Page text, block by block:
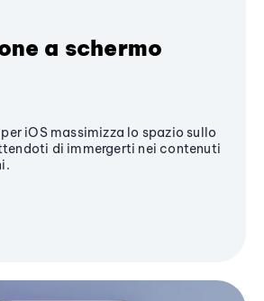
a schermo
iOS massimizza lo spazio sullo
di immergerti nei contenuti